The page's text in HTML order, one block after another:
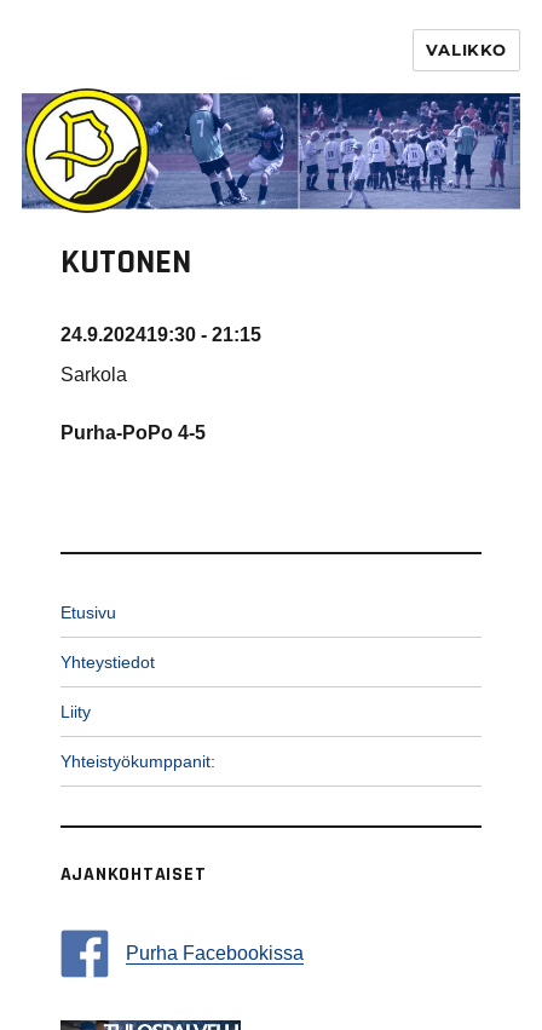
VALIKKO
KUTONEN
24.9.202419:30 - 21:15
Sarkola
Purha-PoPo 4-5
Etusivu
Yhteystiedot
Liity
Yhteistyökumppanit:
AJANKOHTAISET
Purha Facebookissa